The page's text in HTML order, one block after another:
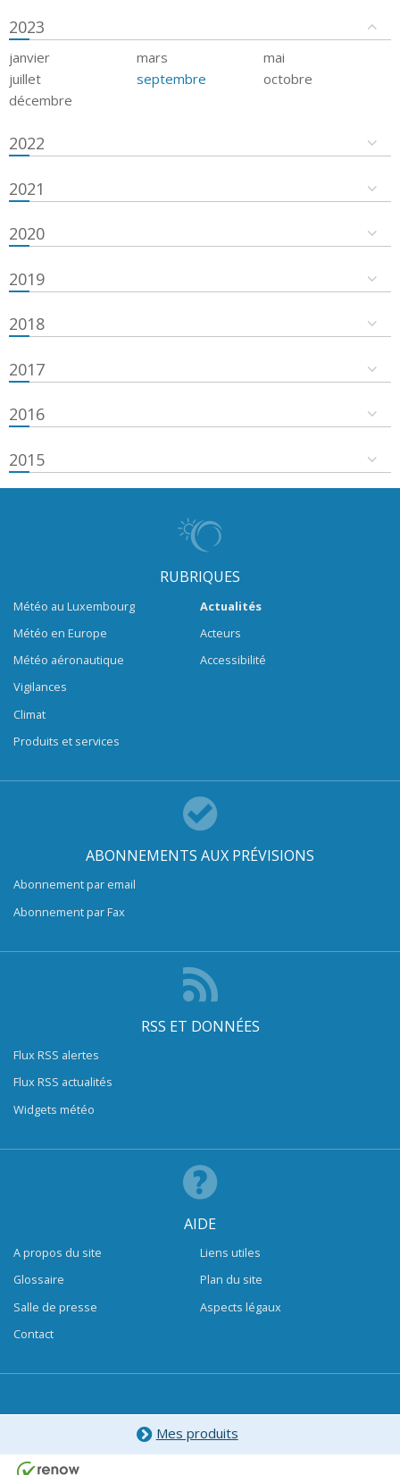
2023
janvier mars
mai
juillet
septembre
octobre
décembre
2022
2021
2020
2019
2018
2017
2016
2015
RUBRIQUES
Météo au Luxembourg
Météo en Europe
Météo aéronautique
Vigilances
Climat
Produits et services
Actualités
Acteurs
Accessibilité
ABONNEMENTS AUX PRÉVISIONS
Abonnement par email
Abonnement par Fax
RSS ET DONNÉES
Flux RSS alertes
Flux RSS actualités
Widgets météo
AIDE
A propos du site
Glossaire
Salle de presse
Contact
Liens utiles
Plan du site
Aspects légaux
Mes produits